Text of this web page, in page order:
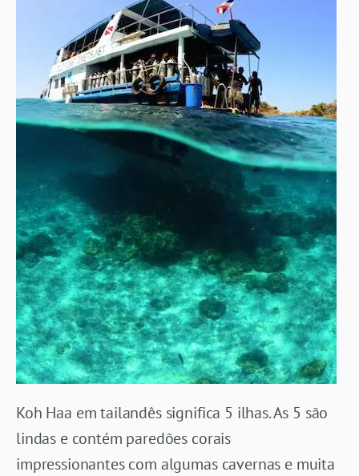
Koh Haa em tailandês significa 5 ilhas. As 5 são
lindas e contém paredões corais
impressionantes com algumas cavernas e muita